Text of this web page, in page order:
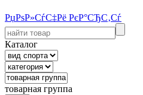
РџРѕР»СѓС‡Рё РєР°СЂС‚Сѓ
Каталог
товарная группа